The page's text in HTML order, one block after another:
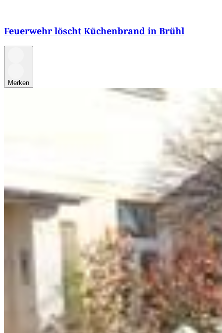
Feuerwehr löscht Küchenbrand in Brühl
Merken